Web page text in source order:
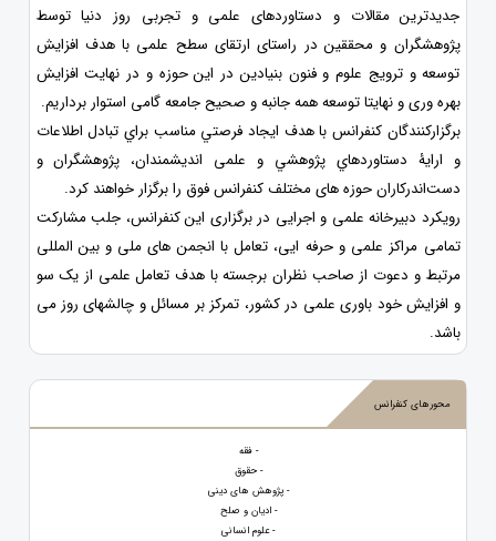
جدیدترین مقالات و دستاوردهای علمی و تجربی روز دنیا توسط
پژوهشگران و محققین در راستای ارتقای سطح علمی با هدف افزایش
توسعه و ترویج علوم و فنون بنیادین در این حوزه و در نهایت افزایش
بهره وری و نهایتا توسعه همه جانبه و صحیح جامعه گامی استوار برداریم.
برگزارکنندگان کنفرانس با هدف ايجاد فرصتي مناسب براي تبادل اطلاعات
و ارایۀ دستاوردهاي پژوهشي و علمی انديشمندان، پژوهشگران و
دست‌اندرکاران حوزه های مختلف کنفرانس فوق را برگزار خواهند کرد.
رویکرد دبیرخانه علمی و اجرایی در برگزاری این کنفرانس، جلب مشارکت
تمامی مراکز علمی و حرفه ایی، تعامل با انجمن های ملی و بین المللی
مرتبط و دعوت از صاحب نظران برجسته با هدف تعامل علمی از یک سو
و افزایش خود باوری علمی در کشور، تمرکز بر مسائل و چالشهای روز می
باشد.
محورهای کنفرانس
- فقه
- حقوق
- پژوهش های دینی
- ادیان و صلح
- علوم انسانی